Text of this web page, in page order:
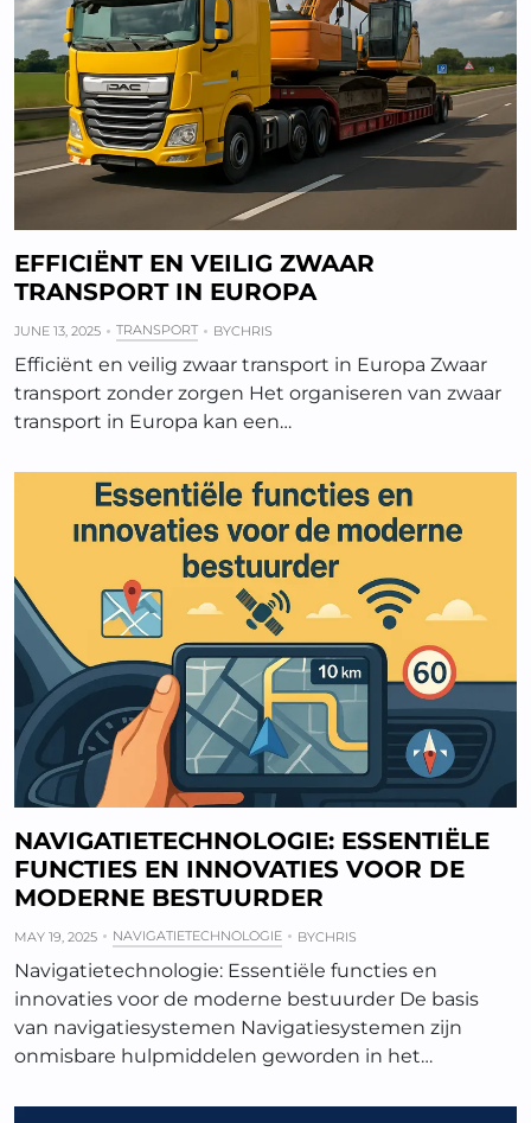
EFFICIËNT EN VEILIG ZWAAR
TRANSPORT IN EUROPA
JUNE 13, 2025 TRANSPORT BYCHRIS
Efficiënt en veilig zwaar transport in Europa Zwaar
transport zonder zorgen Het organiseren van zwaar
transport in Europa kan een…
NAVIGATIETECHNOLOGIE: ESSENTIËLE
FUNCTIES EN INNOVATIES VOOR DE
MODERNE BESTUURDER
MAY 19, 2025 NAVIGATIETECHNOLOGIE BYCHRIS
Navigatietechnologie: Essentiële functies en
innovaties voor de moderne bestuurder De basis
van navigatiesystemen Navigatiesystemen zijn
onmisbare hulpmiddelen geworden in het…